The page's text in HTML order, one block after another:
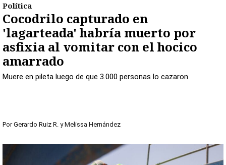
Política
Cocodrilo capturado en
'lagarteada' habría muerto por
asfixia al vomitar con el hocico
amarrado
Muere en pileta luego de que 3.000 personas lo cazaron
Por Gerardo Ruiz R. y Melissa Hernández